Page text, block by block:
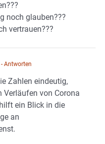
noch glauben???
vertrauen???
- Antworten
Zahlen eindeutig,
Verläufen von Corona
ein Blick in die
an